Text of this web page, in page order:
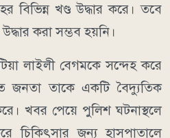
বিভিন্ন খণ্ড উদ্ধার করে। তবে
করা সম্ভব হয়নি।
লাইলী বেগমকে সন্দেহ করে
জনতা তাকে একটি বৈদ্যুতিক
খবর পেয়ে পুলিশ ঘটনাস্থলে
চিকিৎসার জন্য হাসপাতালে